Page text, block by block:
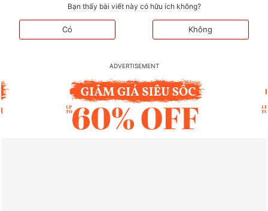
Bạn thấy bài viết này có hữu ích không?
Có Không